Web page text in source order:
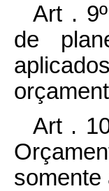
Art .
de
Art .
somente